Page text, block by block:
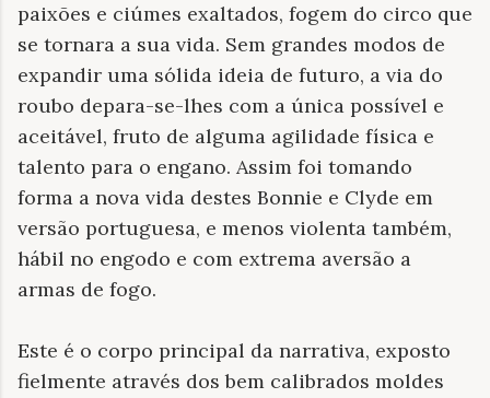
paixões e ciúmes exaltados, fogem do circo que
se tornara a sua vida. Sem grandes modos de
expandir uma sólida ideia de futuro, a via do
roubo depara-se-lhes com a única possível e
aceitável, fruto de alguma agilidade física e
talento para o engano. Assim foi tomando
forma a nova vida destes Bonnie e Clyde em
versão portuguesa, e menos violenta também,
hábil no engodo e com extrema aversão a
armas de fogo.
Este é o corpo principal da narrativa, exposto
fielmente através dos bem calibrados moldes